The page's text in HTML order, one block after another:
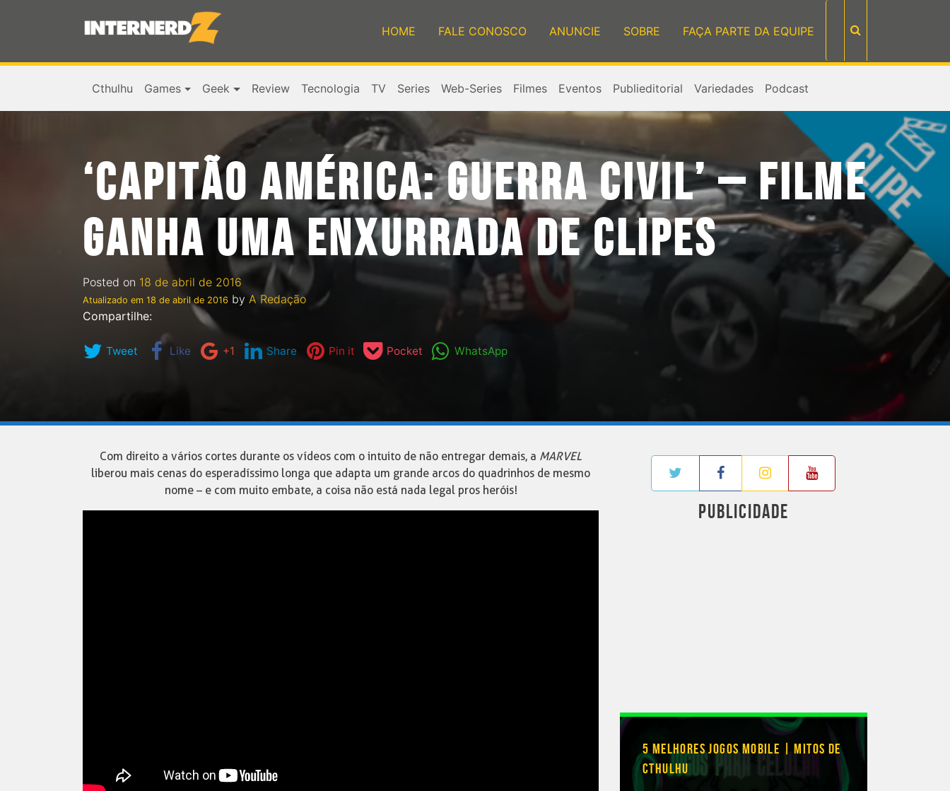
HOME FALE CONOSCO ANUNCIE SOBRE FAÇA PARTE DA EQUIPE
Cthulhu Games Geek Review Tecnologia TV Series Web-Series Filmes Eventos Publieditorial Variedades Podcast
‘CAPITÃO AMÉRICA: GUERRA CIVIL’ – FILME
GANHA UMA ENXURRADA DE CLIPES
Posted on 18 de abril de 2016
Atualizado em 18 de abril de 2016 by A Redação
Compartilhe:
Tweet Like +1 Share Pin it Pocket WhatsApp
Com direito a vários cortes durante os vídeos com o intuito de não entregar demais, a MARVEL
liberou mais cenas do esperadíssimo longa que adapta um grande arcos do quadrinhos de mesmo
nome – e com muito embate, a coisa não está nada legal pros heróis!
PUBLICIDADE
5 MELHORES JOGOS MOBILE | MITOS DE
CTHULHU